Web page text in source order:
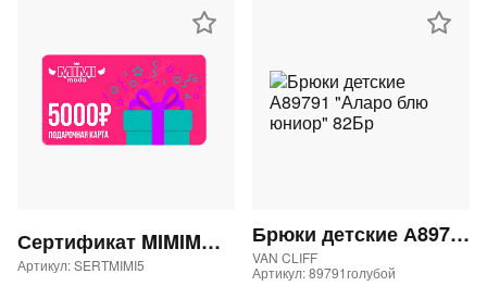
Сертификат MIMIMODA 5000 р.
Артикул: SERTMIMI5
Брюки детские А89791 "Аларо блю юниор" 82Бр
VAN CLIFF
Артикул: 89791голубой